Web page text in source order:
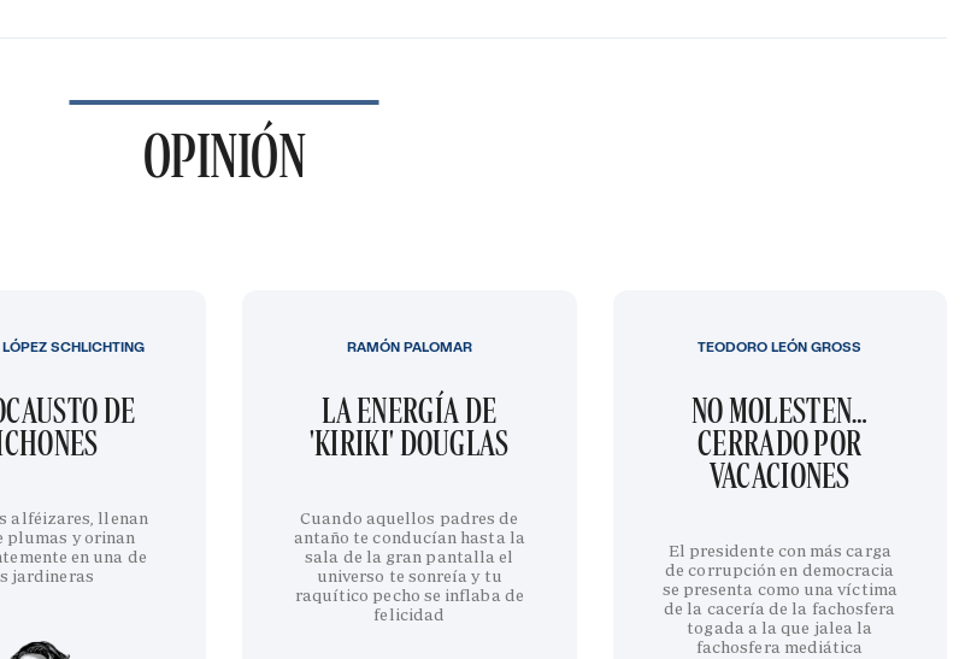
OPINIÓN
DE
alféizares, llenan
plumas y orinan
en una de
jardineras
SCHLICHTING
LA ENERGÍA DE
'KIRIKI' DOUGLAS
Cuando aquellos padres de
antaño te conducían hasta la
sala de la gran pantalla el
universo te sonreía y tu
raquítico pecho se inflaba de
felicidad
RAMÓN PALOMAR
NO MOLESTEN…
CERRADO POR
VACACIONES
El presidente con más carga
de corrupción en democracia
se presenta como una víctima
de la cacería de la fachosfera
togada a la que jalea la
fachosfera mediática
TEODORO LEÓN GROSS